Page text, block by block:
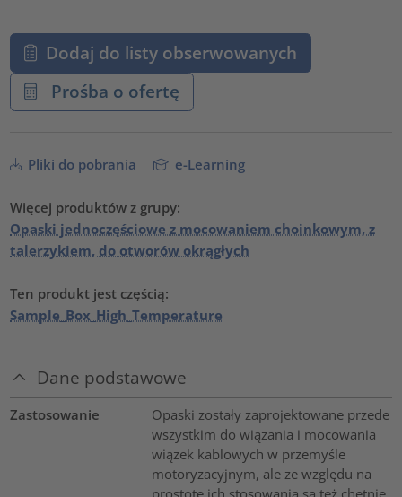
Dodaj do listy obserwowanych
Prośba o ofertę
Pliki do pobrania e-Learning
Więcej produktów z grupy:
Opaski jednoczęściowe z mocowaniem choinkowym, z
talerzykiem, do otworów okrągłych
Ten produkt jest częścią:
Sample_Box_High_Temperature
Dane podstawowe
Zastosowanie
Opaski zostały zaprojektowane przede
wszystkim do wiązania i mocowania
wiązek kablowych w przemyśle
motoryzacyjnym, ale ze względu na